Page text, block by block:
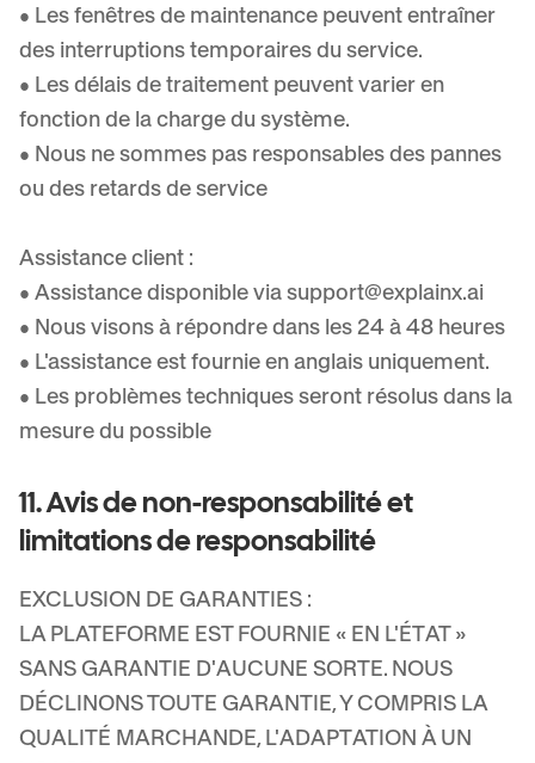
• Les fenêtres de maintenance peuvent entraîner
des interruptions temporaires du service.
• Les délais de traitement peuvent varier en
fonction de la charge du système.
• Nous ne sommes pas responsables des pannes
ou des retards de service
Assistance client :
• Assistance disponible viasupport@explainx.ai
• Nous visons à répondre dans les 24 à 48 heures
• L'assistance est fournie en anglais uniquement.
• Les problèmes techniques seront résolus dans la
mesure du possible
11. Avis de non-responsabilité et
limitations de responsabilité
EXCLUSION DE GARANTIES :
LA PLATEFORME EST FOURNIE « EN L'ÉTAT »
SANS GARANTIE D'AUCUNE SORTE. NOUS
DÉCLINONS TOUTE GARANTIE, Y COMPRIS LA
QUALITÉ MARCHANDE, L'ADAPTATION À UN